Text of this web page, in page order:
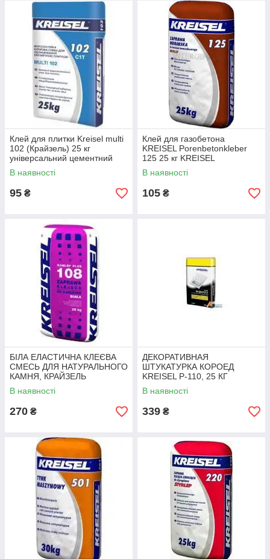
Клей для плитки Kreisel multi
102 (Крайзель) 25 кг
універсальний цементний
В наявності
95 ₴
Клей для газобетона
KREISEL Porenbetonkleber
125 25 кг KREISEL
В наявності
105 ₴
БІЛА ЕЛАСТИЧНА КЛЕЄВА
СМЕСЬ ДЛЯ НАТУРАЛЬНОГО
КАМНЯ, КРАЙЗЕЛЬ
(KREISEL) 108, 25 КГ
KREISEL
В наявності
270 ₴
ДЕКОРАТИВНАЯ
ШТУКАТУРКА КОРОЕД
KREISEL P-110, 25 КГ
KREISEL
В наявності
339 ₴